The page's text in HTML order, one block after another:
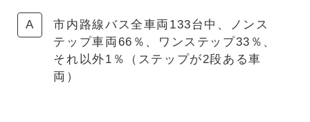
市内路線バス全車両133台中、ノンス
テップ車両66％、ワンステップ33％、
それ以外1％（ステップが2段ある車
両）